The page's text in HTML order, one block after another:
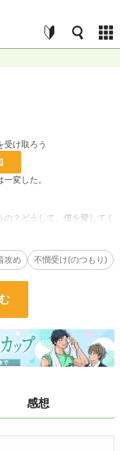
受け取ろう
変した。
？どうして、僕を愛してく
になった時耐えられないか
まうから。
のことを大事に思う人と出
るぐらいです。
攻め 不憫受け(のつもり)
感想